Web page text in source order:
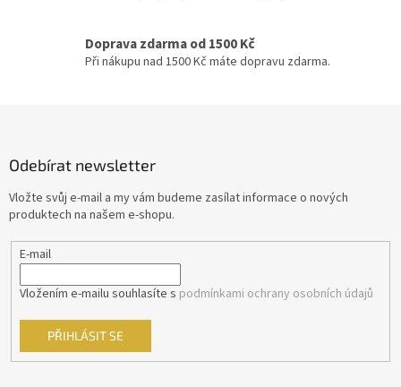
Julianne Moore 38
Uma Thurman
Nicole Kidman 34
Ivan Trojan 33
s
u
Doprava zdarma od 1500 Kč
Při nákupu nad 1500 Kč máte dopravu zdarma.
Odebírat newsletter
Vložte svůj e-mail a my vám budeme zasílat informace o nových
produktech na našem e-shopu.
E-mail
Vložením e-mailu souhlasíte s podmínkami ochrany osobních údajů
PŘIHLÁSIT SE